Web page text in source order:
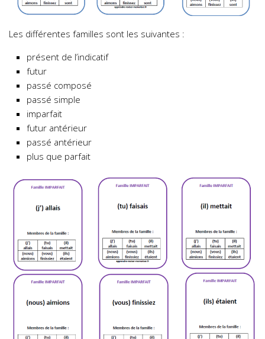
Les différentes familles sont les suivantes :
présent de l’indicatif
futur
passé composé
passé simple
imparfait
futur antérieur
passé antérieur
plus que parfait